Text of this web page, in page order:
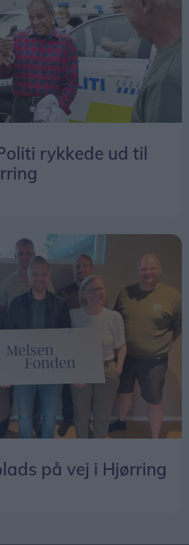
rykkede ud til
på vej i Hjørring